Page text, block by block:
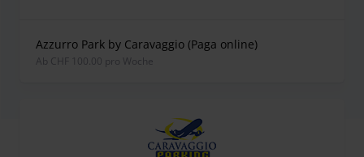
Azzurro Park by Caravaggio (Paga online)
ab CHF 100.00 pro Woche